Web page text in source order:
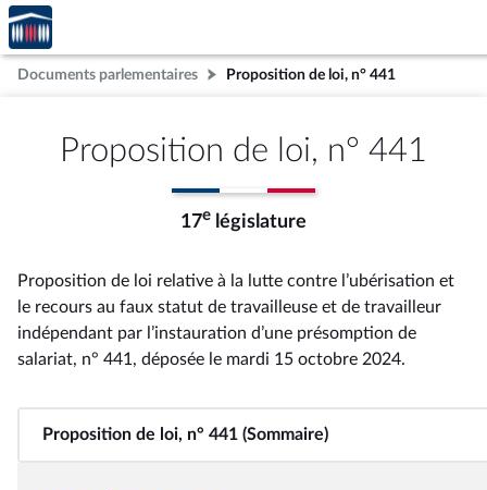
Aller au contenu
Aller en bas de la page
Accèder
à la
page
d'accueil
Documents parlementaires Proposition de loi, n° 441
Proposition de loi, n° 441
17e législature
Proposition de loi relative à la lutte contre l’ubérisation et
le recours au faux statut de travailleuse et de travailleur
indépendant par l’instauration d’une présomption de
salariat, n° 441 , déposée le mardi 15 octobre 2024.
Proposition de loi, n° 441 (Sommaire)